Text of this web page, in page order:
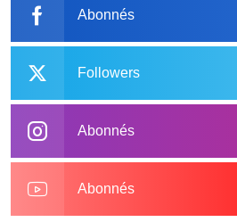
Abonnés
Followers
Abonnés
Abonnés